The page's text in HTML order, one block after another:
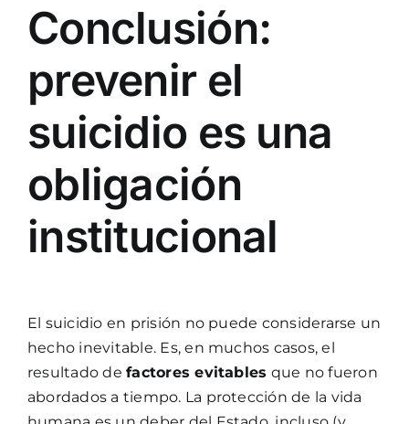
Conclusión:
prevenir el
suicidio es una
obligación
institucional
El suicidio en prisión no puede considerarse un
hecho inevitable. Es, en muchos casos, el
resultado defactores evitables que no fueron
abordados a tiempo. La protección de la vida